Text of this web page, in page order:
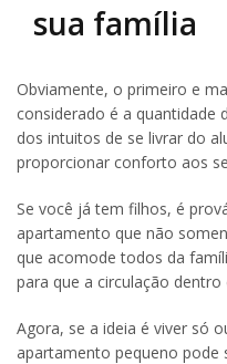
sua família
Obviamente, o primeiro e
considerado é a quantidade
dos intuitos de se livrar do
proporcionar conforto aos
Se você já tem filhos, é
apartamento que não
que acomode todos da
para que a circulação
Agora, se a ideia é viver só
apartamento pequeno pode